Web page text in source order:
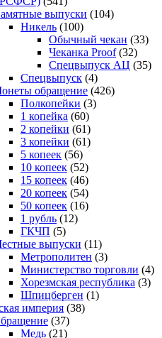
выпуски (104)
Никель (100)
Обычный чекан (33)
Чеканка Proof(32)
Спецвыпуск АЦ (35)
Спецвыпуск (4)
обращение (426)
Полкопейки (3)
1 копейка (60)
2 копейки (61)
3 копейки (61)
5 копеек (56)
10 копеек (52)
15 копеек (46)
20 копеек (54)
50 копеек (16)
1 рубль (12)
ГКЧП (5)
выпуски (11)
Метрополитен (3)
Министерство торговли (4)
Хорезмская республика (3)
Шпицберген (1)
империя (38)
(37)
Медь (21)